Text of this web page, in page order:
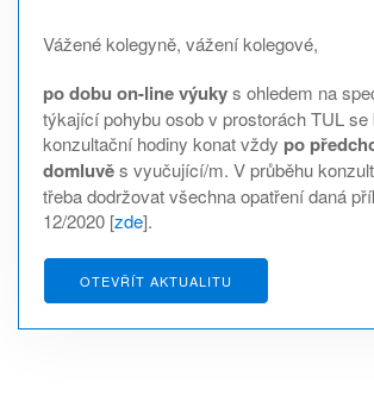
Vážené kolegyně, vážení kolegové,
po dobu on-line výukys ohledem na
týkající pohybu osob v prostorách TUL se
konzultační hodiny konat vždy po
domluvěs vyučující/m. V průběhu
třeba dodržovat všechna opatření daná
12/2020 [zde].
OTEVŘÍT AKTUALITU